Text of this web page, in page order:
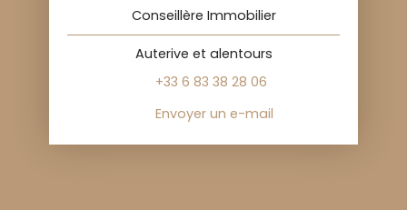
Conseillère Immobilier
Auterive et alentours
+33 6 83 38 28 06
Envoyer un e-mail